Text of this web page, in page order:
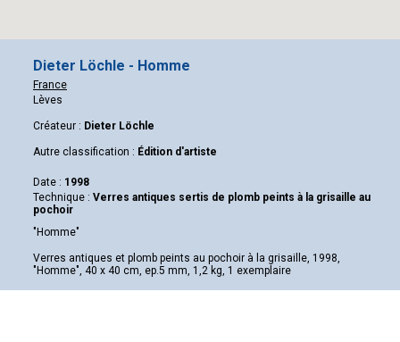
Dieter Löchle - Homme
France
Lèves
Créateur : Dieter Löchle
Autre classification : Édition d'artiste
Date : 1998
Technique : Verres antiques sertis de plomb peints à la grisaille au
pochoir
"Homme"
Verres antiques et plomb peints au pochoir à la grisaille, 1998,
"Homme", 40 x 40 cm, ep.5 mm, 1,2 kg, 1 exemplaire